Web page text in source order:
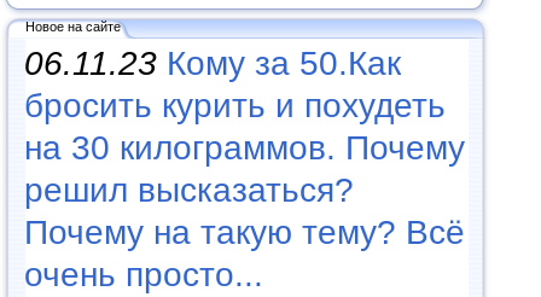
Новое на сайте
06.11.23 Кому за 50.Как
бросить курить и похудеть
на 30 килограммов. Почему
решил высказаться?
Почему на такую тему? Всё
очень просто...